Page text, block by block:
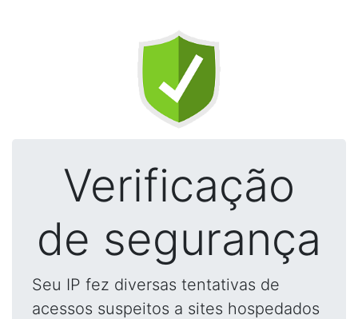
Verificação
de segurança
Seu IP fez diversas tentativas de
acessos suspeitos a sites hospedados